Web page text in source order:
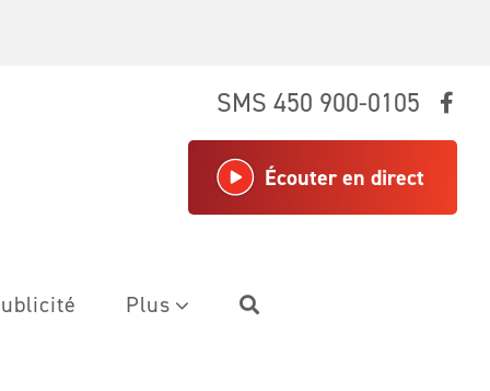
SMS 450 900-0105
Écouter en direct
Plus